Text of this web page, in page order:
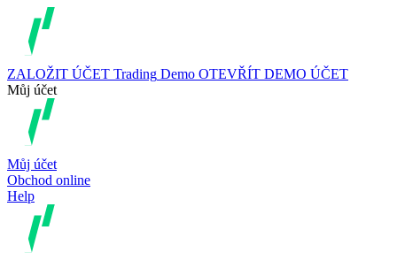
ZALOŽIT ÚČET Trading Demo OTEVŘÍT DEMO ÚČET
Můj účet
Můj účet
Obchod online
Help